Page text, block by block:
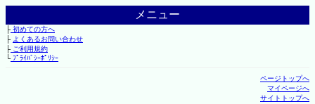
メニュー
├初めての方へ
├ よくあるお問い合わせ
├ご利用規約
└ﾌﾟﾗｲﾊﾞｼｰﾎﾟﾘｼｰ
ページトップへ
マイページへ
サイトトップへ